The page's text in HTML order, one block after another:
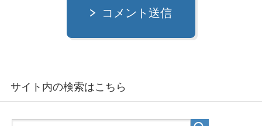
コメント送信
サイト内の検索はこちら